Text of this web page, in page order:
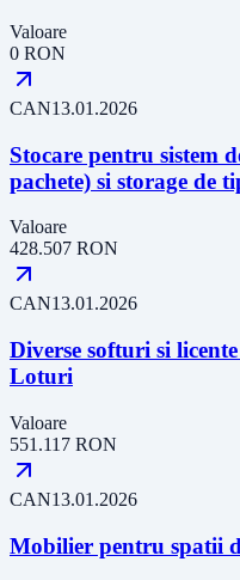
Valoare
0 RON
CAN13.01.2026
Stocare pentru sistem
pachete) si storage de
Valoare
428.507 RON
CAN13.01.2026
Diverse softuri si
Loturi
Valoare
551.117 RON
CAN13.01.2026
Mobilier pentru spatii